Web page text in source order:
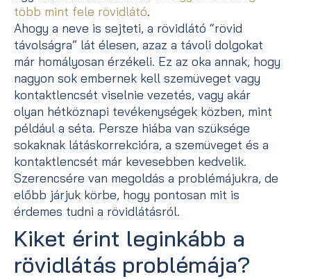
több mint fele rövidlátó.
Ahogy a neve is sejteti, a rövidlátó “rövid
távolságra” lát élesen, azaz a távoli dolgokat
már homályosan érzékeli. Ez az oka annak, hogy
nagyon sok embernek kell szemüveget vagy
kontaktlencsét viselnie vezetés, vagy akár
olyan hétköznapi tevékenységek közben, mint
például a séta. Persze hiába van szüksége
sokaknak látáskorrekcióra, a szemüveget és a
kontaktlencsét már kevesebben kedvelik.
Szerencsére van megoldás a problémájukra, de
előbb járjuk körbe, hogy pontosan mit is
érdemes tudni a rövidlátásról.
Kiket érint leginkább a
rövidlátás problémája?